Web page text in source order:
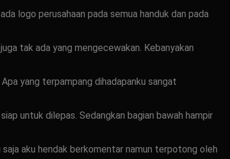
logo perusahaan pada semua handuk dan pada
tak ada yang mengecewakan. Kebanyakan
yang terpampang dihadapanku sangat
untuk dilepas. Sedangkan bagian bawah hampir
aku hendak berkomentar namun terpotong oleh